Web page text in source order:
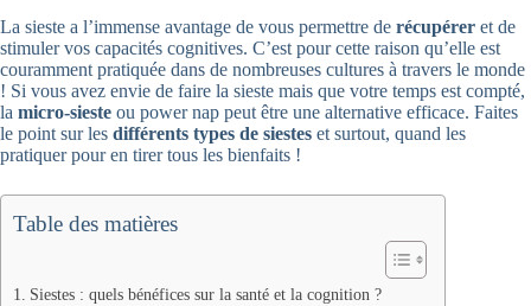
La sieste a l’immense avantage de vous permettre de récupérer et de
stimuler vos capacités cognitives. C’est pour cette raison qu’elle est
couramment pratiquée dans de nombreuses cultures à travers le monde
! Si vous avez envie de faire la sieste mais que votre temps est compté,
la micro-sieste ou power nap peut être une alternative efficace. Faites
le point sur les différents types de siestes et surtout, quand les
pratiquer pour en tirer tous les bienfaits !
Table des matières
Siestes : quels bénéfices sur la santé et la cognition ?